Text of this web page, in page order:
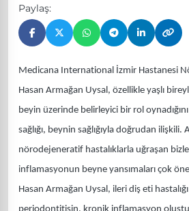
Paylaş:
Medicana International İzmir Hastanesi
Hasan Armağan Uysal, özellikle yaşlı
beyin üzerinde belirleyici bir rol
sağlığı, beynin sağlığıyla doğrudan ilişkili.
nörodejeneratif hastalıklarla uğraşan
inflamasyonun beyne yansımaları çok
Hasan Armağan Uysal, ileri diş eti